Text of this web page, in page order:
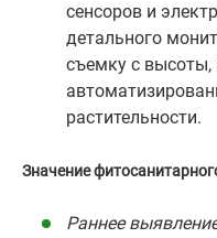
сенсоров и
детального
съемку с высоты,
растительности.
Значение
Раннее